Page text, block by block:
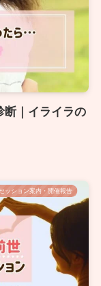
断｜イライラの
ッション案内・開催報告